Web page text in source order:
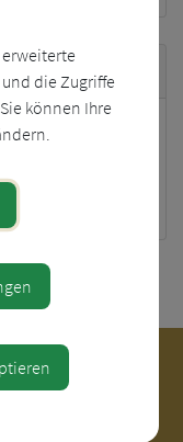
für Umwelt und
r
die Zugriffe
können Ihre